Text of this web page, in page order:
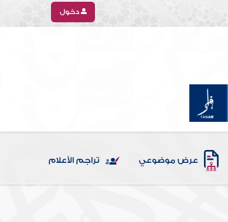
دخول
عرض موضوعي تراجم الأعلام